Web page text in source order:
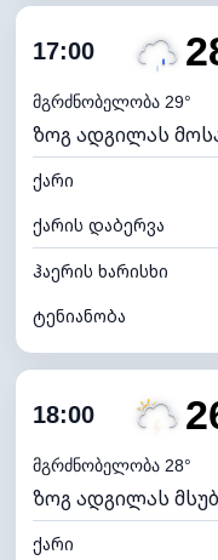
ღრუბლიანობა
ნამის წერტილი
ხილვადობა
განათების ინდექსი
ღრუბლის სიმაღლე
17:00
მგრძნობელობა 29°
ზოგ ადგილას
ქარი
ქარის დაბერვა
ჰაერის ხარისხი
ტენიანობა
ღრუბლიანობა
ნამის წერტილი
ხილვადობა
განათების ინდექსი
18:00
მგრძნობელობა 28°
ზოგ ადგილას
ქარი